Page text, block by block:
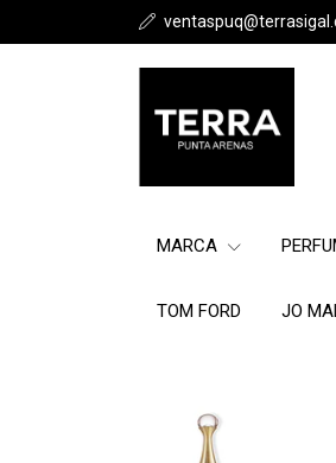
MARCA
TOM FORD JO